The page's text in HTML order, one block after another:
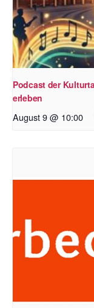
Podcast der
erleben
August 9 @ 10:00